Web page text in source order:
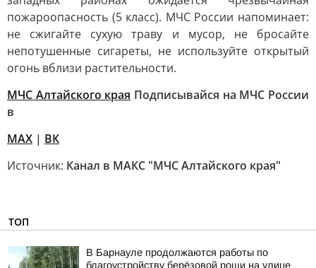
пожароопасность (5 класс). МЧС России напоминает:
не сжигайте сухую траву и мусор, не бросайте
непотушенные сигареты, не используйте открытый
огонь вблизи растительности.
МЧС Алтайского края Подписывайся на МЧС России
в
MAX | ВК
Источник: Канал в МАКС "МЧС Алтайского края"
ТОП
В Барнауле продолжаются работы по
благоустройству берёзовой рощи на улице